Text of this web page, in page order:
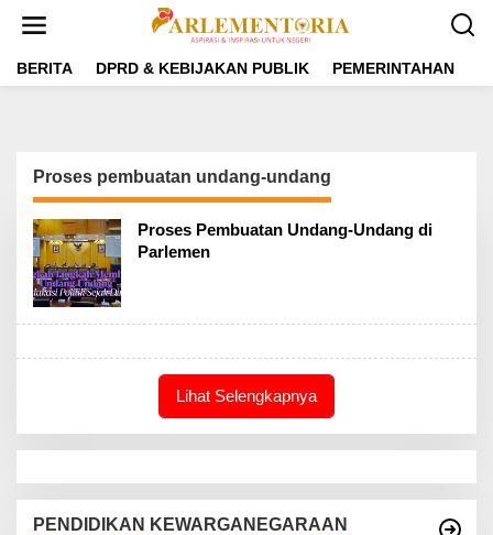
t
BERITA DPRD & KEBIJAKAN PUBLIK PEMERINTAHAN
Proses pembuatan undang-undang
Proses Pembuatan Undang-Undang di
Parlemen
Lihat Selengkapnya
PENDIDIKAN KEWARGANEGARAAN